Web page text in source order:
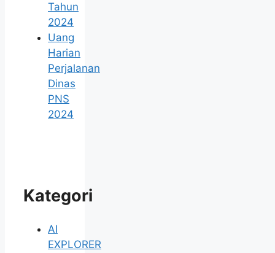
Tahun
2024
Uang
Harian
Perjalanan
Dinas
PNS
2024
Kategori
AI
EXPLORER